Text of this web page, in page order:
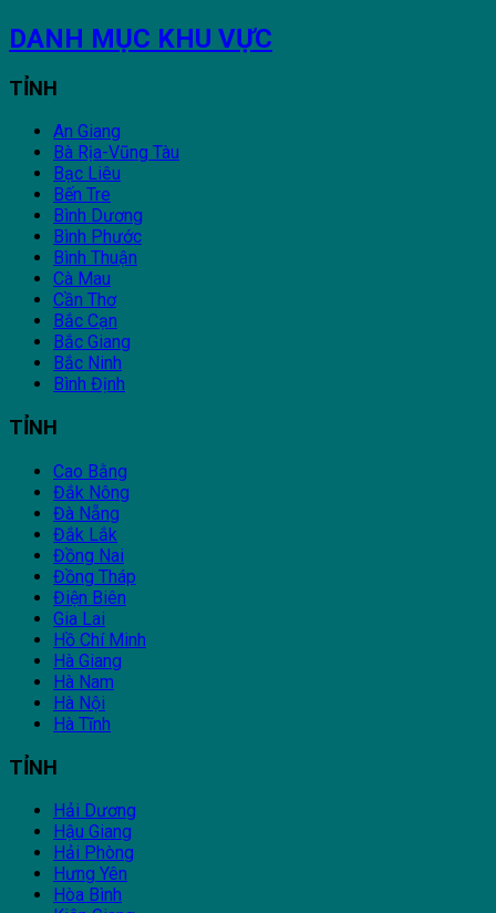
DANH MỤC KHU VỰC
TỈNH
An Giang
Bà Rịa-Vũng Tàu
Bạc Liêu
Bến Tre
Bình Dương
Bình Phước
Bình Thuận
Cà Mau
Cần Thơ
Bắc Cạn
Bắc Giang
Bắc Ninh
Bình Định
TỈNH
Cao Bằng
Đắk Nông
Đà Nẵng
Đắk Lắk
Đồng Nai
Đồng Tháp
Điện Biên
Gia Lai
Hồ Chí Minh
Hà Giang
Hà Nam
Hà Nội
Hà Tĩnh
TỈNH
Hải Dương
Hậu Giang
Hải Phòng
Hưng Yên
Hòa Bình